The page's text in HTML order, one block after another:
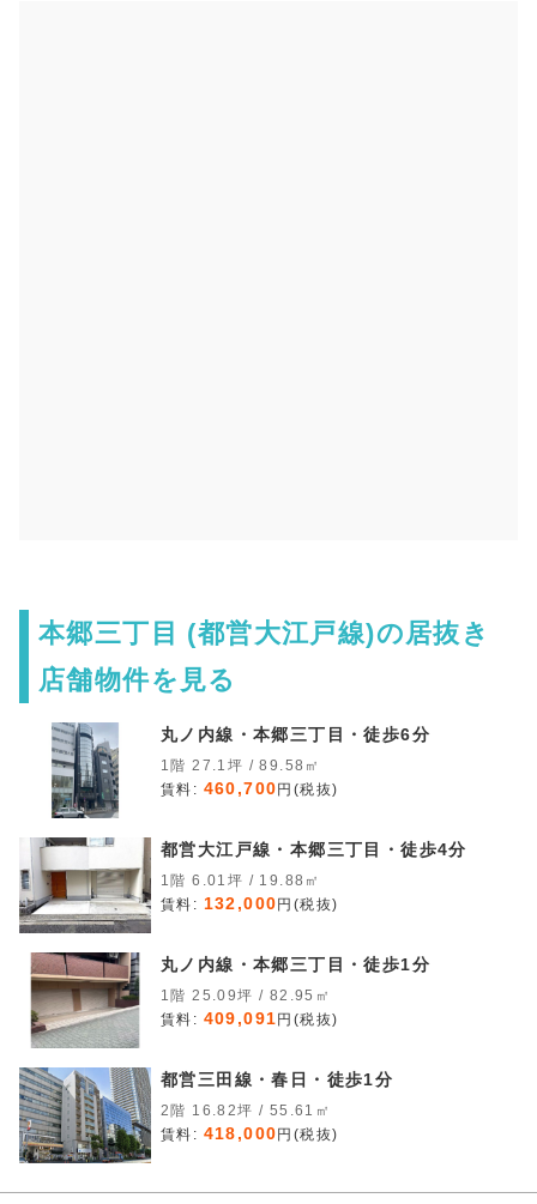
本郷三丁目 (都営大江戸線)の居抜き
店舗物件を見る
丸ノ内線・本郷三丁目・徒歩6分
1階 27.1坪 / 89.58㎡
賃料: 460,700 円(税抜)
都営大江戸線・本郷三丁目・徒歩4分
1階 6.01坪 / 19.88㎡
賃料: 132,000 円(税抜)
丸ノ内線・本郷三丁目・徒歩1分
1階 25.09坪 / 82.95㎡
賃料: 409,091 円(税抜)
都営三田線・春日・徒歩1分
2階 16.82坪 / 55.61㎡
賃料: 418,000 円(税抜)